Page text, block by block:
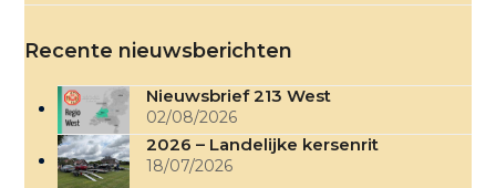
Recente nieuwsberichten
Nieuwsbrief 213 West
02/08/2026
2026 – Landelijke kersenrit
18/07/2026